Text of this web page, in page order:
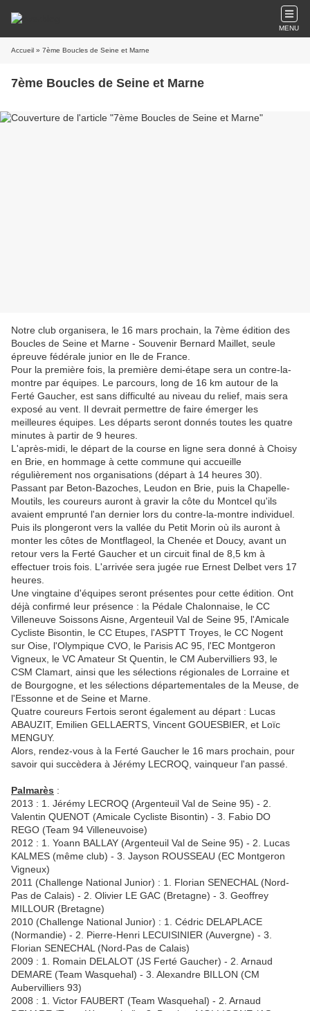
MENU
Accueil » 7ème Boucles de Seine et Marne
7ème Boucles de Seine et Marne
Notre club organisera, le 16 mars prochain, la 7ème édition des
Boucles de Seine et Marne - Souvenir Bernard Maillet, seule
épreuve fédérale junior en Ile de France.
Pour la première fois, la première demi-étape sera un contre-la-
montre par équipes. Le parcours, long de 16 km autour de la
Ferté Gaucher, est sans difficulté au niveau du relief, mais sera
exposé au vent. Il devrait permettre de faire émerger les
meilleures équipes. Les départs seront donnés toutes les quatre
minutes à partir de 9 heures.
L'après-midi, le départ de la course en ligne sera donné à Choisy
en Brie, en hommage à cette commune qui accueille
régulièrement nos organisations (départ à 14 heures 30).
Passant par Beton-Bazoches, Leudon en Brie, puis la Chapelle-
Moutils, les coureurs auront à gravir la côte du Montcel qu'ils
avaient emprunté l'an dernier lors du contre-la-montre individuel.
Puis ils plongeront vers la vallée du Petit Morin où ils auront à
monter les côtes de Montflageol, la Chenée et Doucy, avant un
retour vers la Ferté Gaucher et un circuit final de 8,5 km à
effectuer trois fois. L'arrivée sera jugée rue Ernest Delbet vers 17
heures.
Une vingtaine d'équipes seront présentes pour cette édition. Ont
déjà confirmé leur présence : la Pédale Chalonnaise, le CC
Villeneuve Soissons Aisne, Argenteuil Val de Seine 95, l'Amicale
Cycliste Bisontin, le CC Etupes, l'ASPTT Troyes, le CC Nogent
sur Oise, l'Olympique CVO, le Parisis AC 95, l'EC Montgeron
Vigneux, le VC Amateur St Quentin, le CM Aubervilliers 93, le
CSM Clamart, ainsi que les sélections régionales de Lorraine et
de Bourgogne, et les sélections départementales de la Meuse, de
l'Essonne et de Seine et Marne.
Quatre coureurs Fertois seront également au départ : Lucas
ABAUZIT, Emilien GELLAERTS, Vincent GOUESBIER, et Loïc
MENGUY.
Alors, rendez-vous à la Ferté Gaucher le 16 mars prochain, pour
savoir qui succèdera à Jérémy LECROQ, vainqueur l'an passé.
Palmarès :
2013 : 1. Jérémy LECROQ (Argenteuil Val de Seine 95) - 2.
Valentin QUENOT (Amicale Cycliste Bisontin) - 3. Fabio DO
REGO (Team 94 Villeneuvoise)
2012 : 1. Yoann BALLAY (Argenteuil Val de Seine 95) - 2. Lucas
KALMES (même club) - 3. Jayson ROUSSEAU (EC Montgeron
Vigneux)
2011 (Challenge National Junior) : 1. Florian SENECHAL (Nord-
Pas de Calais) - 2. Olivier LE GAC (Bretagne) - 3. Geoffrey
MILLOUR (Bretagne)
2010 (Challenge National Junior) : 1. Cédric DELAPLACE
(Normandie) - 2. Pierre-Henri LECUISINIER (Auvergne) - 3.
Florian SENECHAL (Nord-Pas de Calais)
2009 : 1. Romain DELALOT (JS Ferté Gaucher) - 2. Arnaud
DEMARE (Team Wasquehal) - 3. Alexandre BILLON (CM
Aubervilliers 93)
2008 : 1. Victor FAUBERT (Team Wasquehal) - 2. Arnaud